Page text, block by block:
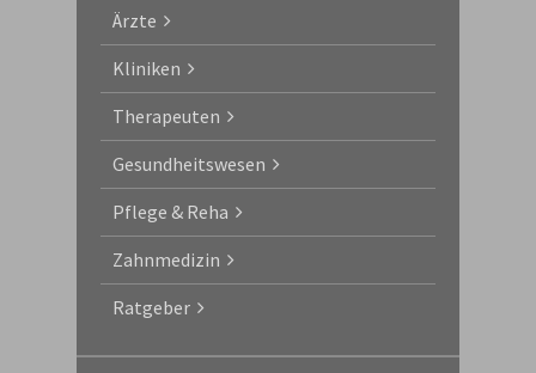
Ärzte
Kliniken
Therapeuten
Gesundheitswesen
Pflege & Reha
Zahnmedizin
Ratgeber